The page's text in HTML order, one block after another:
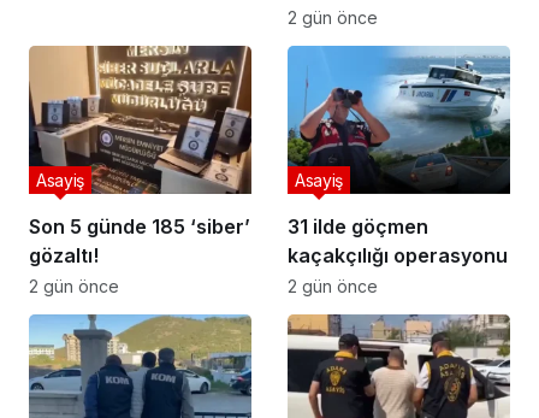
vatandaşlık’
operasyonu
2 gün önce
Son 5 günde 185 ‘siber’
gözaltı!
Asayiş
2 gün önce
31 ilde göçmen
kaçakçılığı operasyonu
Asayiş
2 gün önce